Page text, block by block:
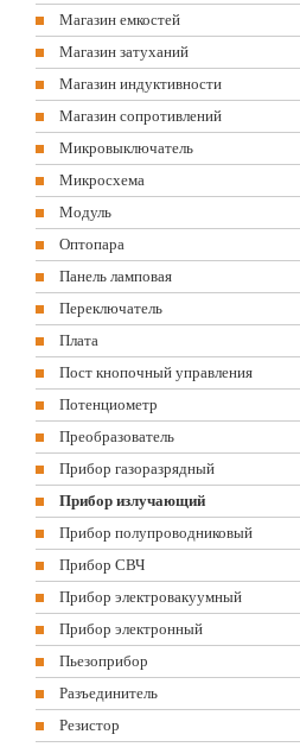
Магазин емкостей
Магазин затуханий
Магазин индуктивности
Магазин сопротивлений
Микровыключатель
Микросхема
Модуль
Оптопара
Панель ламповая
Переключатель
Плата
Пост кнопочный управления
Потенциометр
Преобразователь
Прибор газоразрядный
Прибор излучающий
Прибор полупроводниковый
Прибор СВЧ
Прибор электровакуумный
Прибор электронный
Пьезоприбор
Разъединитель
Резистор